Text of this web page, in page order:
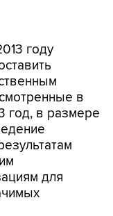
в
в размере
для